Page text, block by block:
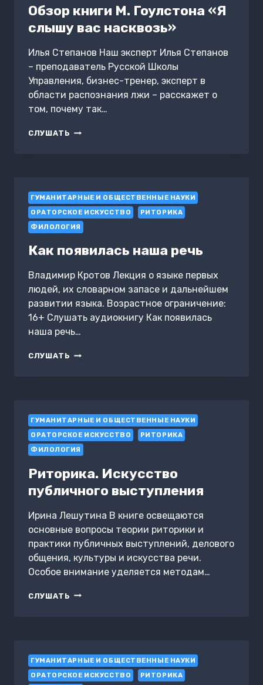
Обзор книги М. Гоулстона «Я
слышу вас насквозь»
Илья Степанов Наш эксперт Илья Степанов
– преподаватель Русской Школы
Управления, бизнес-тренер, эксперт в
области распознания лжи – расскажет о
том, почему так…
СЛУШАТЬ ОБЗОР
ВАС
НАСКВОЗЬ»
ГУМАНИТАРНЫЕ И ОБЩЕСТВЕННЫЕ НАУКИ
ОРАТОРСКОЕ ИСКУССТВО
РИТОРИКА
ФИЛОЛОГИЯ
Как появилась наша речь
Владимир Кротов Лекция о языке первых
людей, их словарном запасе и дальнейшем
развитии языка. Возрастное ограничение:
16+ Слушать аудиокнигу Как появилась
наша речь…
СЛУШАТЬ КАК
ГУМАНИТАРНЫЕ И ОБЩЕСТВЕННЫЕ НАУКИ
ОРАТОРСКОЕ ИСКУССТВО
РИТОРИКА
ФИЛОЛОГИЯ
Риторика. Искусство
публичного выступления
Ирина Лешутина В книге освещаются
основные вопросы теории риторики и
практики публичных выступлений, делового
общения, культуры и искусства речи.
Особое внимание уделяется методам…
СЛУШАТЬ РИТОРИКА.
ГУМАНИТАРНЫЕ И ОБЩЕСТВЕННЫЕ НАУКИ
ОРАТОРСКОЕ ИСКУССТВО
РИТОРИКА